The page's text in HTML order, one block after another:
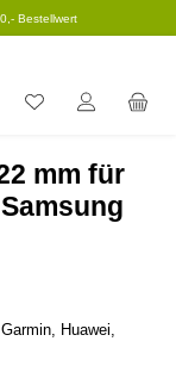
Bestellwert
mm für